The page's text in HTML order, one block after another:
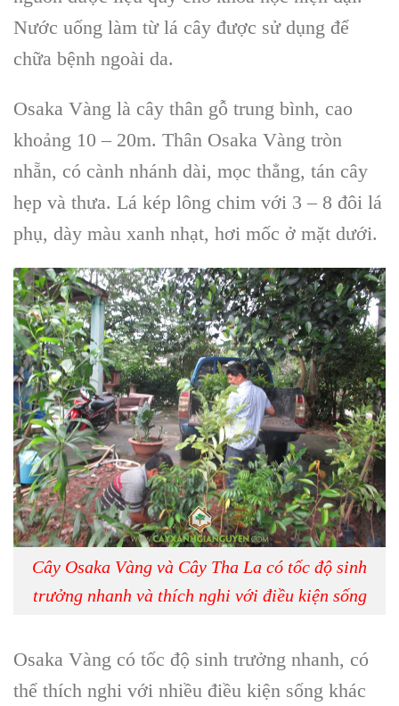
Nước uống làm từ lá cây được sử dụng để
chữa bệnh ngoài da.
Osaka Vàng là cây thân gỗ trung bình, cao
khoảng 10 – 20m. Thân Osaka Vàng tròn
nhẵn, có cành nhánh dài, mọc thẳng, tán cây
hẹp và thưa. Lá kép lông chim với 3 – 8 đôi lá
phụ, dày màu xanh nhạt, hơi mốc ở mặt dưới.
Cây Osaka Vàng và Cây Tha La có tốc độ sinh
trưởng nhanh và thích nghi với điều kiện sống
Osaka Vàng có tốc độ sinh trưởng nhanh, có
thể thích nghi với nhiều điều kiện sống khác